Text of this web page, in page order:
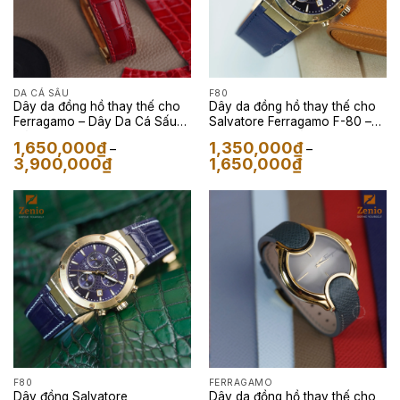
DA CÁ SẤU
Dây da đồng hồ thay thế cho
Ferragamo – Dây Da Cá Sấu
1,650,000₫ –
3,900,000₫Khoảng
giá:
1,650,000₫
đến
3,900,000₫
F80
Dây da đồng hồ thay thế cho
Salvatore Ferragamo F-80 –
1,350,000₫ –
1,650,000₫Khoảng
giá:
1,350,000₫
1,650,000₫
F80
Dây đồng Salvatore
FERRAGAMO
Dây da đồng hồ thay thế cho